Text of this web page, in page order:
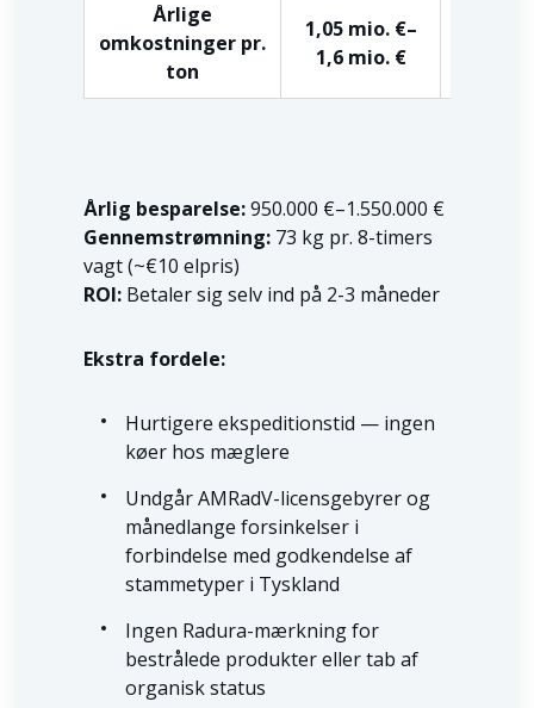
Årlige
omkostninger pr.
ton
1,05 mio. €–
1,6 mio. €
Årlig besparelse:950.000 €–1.550.000 €
Gennemstrømning: 73 kg pr. 8-timers
vagt (~€10 elpris)
ROI: Betaler sig selv ind på 2-3 måneder
Ekstra fordele:
Hurtigere ekspeditionstid — ingen
køer hos mæglere
Undgår AMRadV-licensgebyrer og
månedlange forsinkelser i
forbindelse med godkendelse af
stammetyper i Tyskland
Ingen Radura-mærkning for
bestrålede produkter eller tab af
organisk status